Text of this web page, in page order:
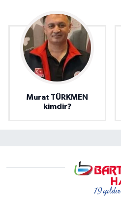
Murat TÜRKMEN
kimdir?